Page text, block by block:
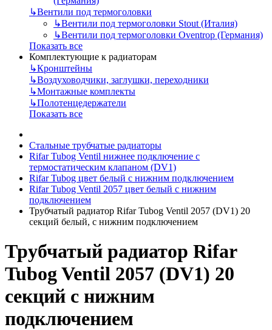
↳Вентили под термоголовки
↳Вентили под термоголовки Stout (Италия)
↳Вентили под термоголовки Oventrop (Германия)
Показать все
Комплектующие к радиаторам
↳Кронштейны
↳Воздуховодчики, заглушки, переходники
↳Монтажные комплекты
↳Полотенцедержатели
Показать все
Стальные трубчатые радиаторы
Rifar Tubog Ventil нижнее подключение с
термостатическим клапаном (DV1)
Rifar Tubog цвет белый с нижним подключением
Rifar Tubog Ventil 2057 цвет белый с нижним
подключением
Трубчатый радиатор Rifar Tubog Ventil 2057 (DV1) 20
секций белый, с нижним подключением
Трубчатый радиатор Rifar
Tubog Ventil 2057 (DV1) 20
секций с нижним
подключением